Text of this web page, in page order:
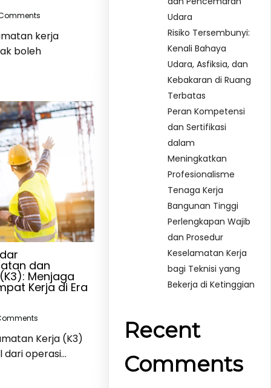
kerja
boleh
dan
Menjaga
Kerja di Era
Kerja (K3)
dari operasi…
Udara
Risiko Tersembunyi:
Kenali Bahaya
Udara, Asfiksia, dan
Kebakaran di Ruang
Terbatas
Peran Kompetensi
dan Sertifikasi
dalam
Meningkatkan
Profesionalisme
Tenaga Kerja
Bangunan Tinggi
Perlengkapan Wajib
dan Prosedur
Keselamatan Kerja
bagi Teknisi yang
Bekerja di Ketinggian
Recent
Comments